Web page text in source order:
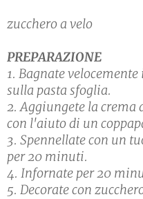
zucchero a velo
PREPARAZIONE
1. Bagnate
sulla pasta sfoglia.
2. Aggiungete la crema
con l'aiuto di un
3. Spennellate con un
per 20 minuti.
4. Infornate per 20
5. Decorate con